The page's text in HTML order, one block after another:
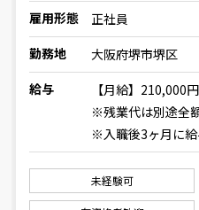
雇用形態
正社員
勤務地
大阪府堺市堺区
給与
【月給】210,000円
※残業代は別途全
※入職後3ヶ月に給
未経験可